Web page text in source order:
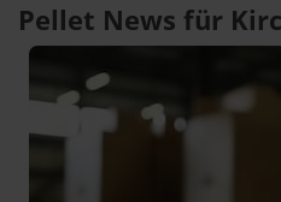
Pellet News für